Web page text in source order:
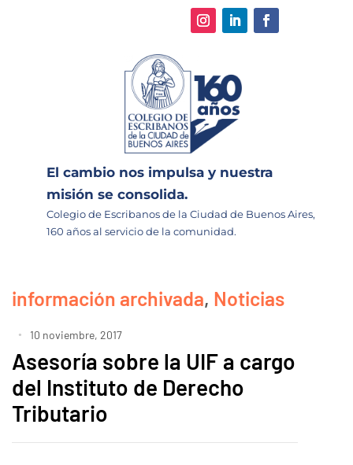
El cambio nos impulsa y nuestra
misión se consolida.
Colegio de Escribanos de la Ciudad de Buenos Aires,
160 años al servicio de la comunidad.
información archivada, Noticias
10 noviembre, 2017
Asesoría sobre la UIF a cargo
del Instituto de Derecho
Tributario